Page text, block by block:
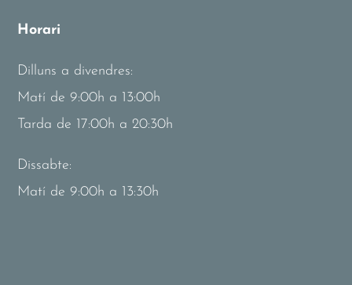
Horari
Dilluns a divendres:
Matí de 9:00h a 13:00h
Tarda de 17:00h a 20:30h
Dissabte:
Matí de 9:00h a 13:30h